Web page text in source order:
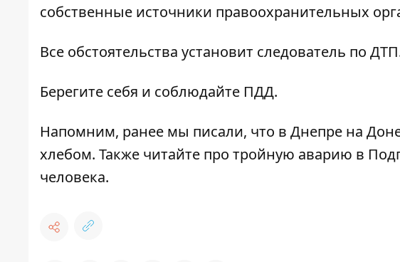
собственные источники правоохранительных
Все обстоятельства установит следователь по
Берегите себя и соблюдайте ПДД.
Напомним, ранее мы писали, что в Днепре на
хлебом. Также читайте про тройную аварию в
человека.